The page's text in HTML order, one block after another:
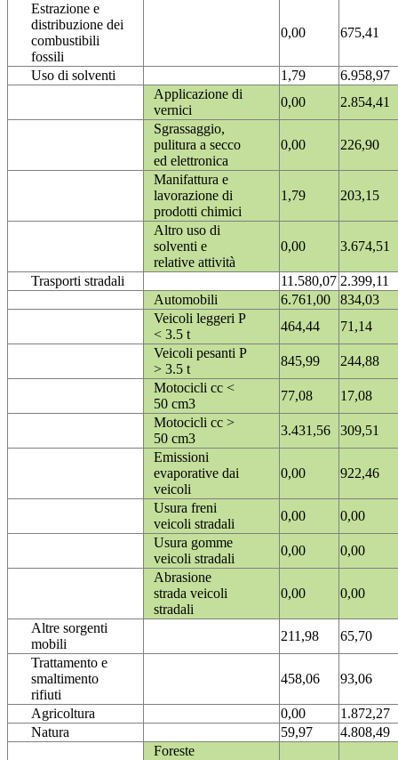
Estrazione e
distribuzione dei
combustibili
fossili
0,00 675,41
Uso di solventi 1,79
6.958,97
Applicazione di
vernici
0,00
2.854,41
Sgrassaggio,
pulitura a secco
ed elettronica
0,00 226,90
Manifattura e
lavorazione di
prodotti chimici
1,79 203,15
Altro uso di
solventi e
relative attività
0,00 3.674,51
Trasporti stradali 11.580,07 2.399,11
Automobili
6.761,00
834,03
Veicoli leggeri P
< 3.5 t
464,44
71,14
Veicoli pesanti P
> 3.5 t
845,99
244,88
Motocicli cc <
50 cm3
77,08
17,08
Motocicli cc >
50 cm3
3.431,56
309,51
Emissioni
evaporative dai
veicoli
0,00 922,46
Usura freni
veicoli stradali
0,00
0,00
Usura gomme
veicoli stradali
0,00
0,00
Abrasione
strada veicoli
stradali
0,00 0,00
Altre sorgenti
mobili
211,98
65,70
Trattamento e
smaltimento
rifiuti
458,06 93,06
Agricoltura 0,00
1.872,27
Natura
59,97
4.808,49
Foreste